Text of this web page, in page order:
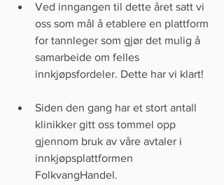
Ved inngangen til dette året satt vi
oss som mål å etablere en plattform
for tannleger som gjør det mulig å
samarbeide om felles
innkjøpsfordeler. Dette har vi klart!
Siden den gang har et stort antall
klinikker gitt oss tommel opp
gjennom bruk av våre avtaler i
innkjøpsplattformen
FolkvangHandel.